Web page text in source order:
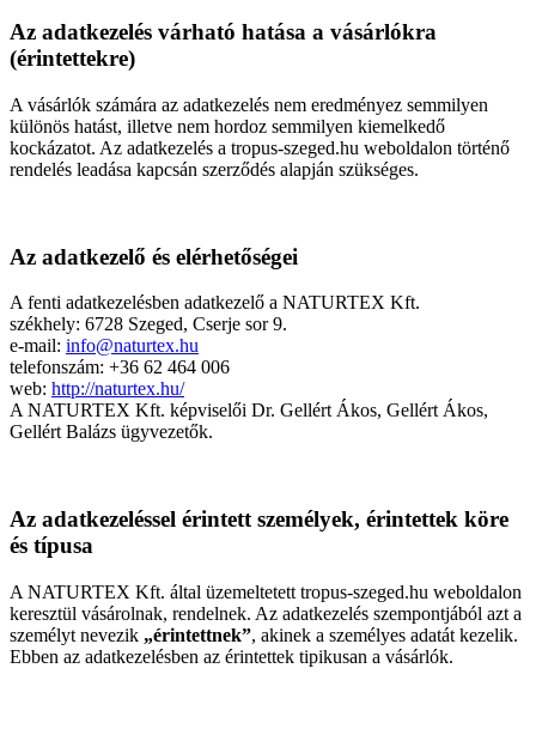
Az adatkezelés várható hatása a vásárlókra
(érintettekre)
A vásárlók számára az adatkezelés nem eredményez semmilyen
különös hatást, illetve nem hordoz semmilyen kiemelkedő
kockázatot. Az adatkezelés a tropus-szeged.hu weboldalon történő
rendelés leadása kapcsán szerződés alapján szükséges.
Az adatkezelő és elérhetőségei
A fenti adatkezelésben adatkezelő a NATURTEX Kft.
székhely: 6728 Szeged, Cserje sor 9.
e-mail: info@naturtex.hu
telefonszám: +36 62 464 006
web: http://naturtex.hu/
A NATURTEX Kft. képviselői Dr. Gellért Ákos, Gellért Ákos,
Gellért Balázs ügyvezetők.
Az adatkezeléssel érintett személyek, érintettek köre
és típusa
A NATURTEX Kft. által üzemeltetett tropus-szeged.hu weboldalon
keresztül vásárolnak, rendelnek. Az adatkezelés szempontjából azt a
személyt nevezik „érintettnek”, akinek a személyes adatát kezelik.
Ebben az adatkezelésben az érintettek tipikusan a vásárlók.